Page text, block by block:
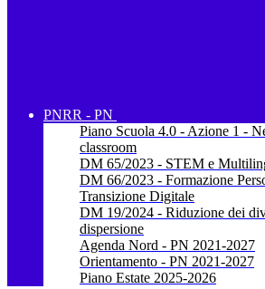
PNRR - PN
Piano Scuola 4.0 - Azione 1 -
classroom
DM 65/2023 - STEM e
DM 66/2023 - Formazione
Transizione Digitale
DM 19/2024 - Riduzione dei
dispersione
Agenda Nord - PN 2021-2027
Orientamento - PN 2021-2027
Piano Estate 2025-2026